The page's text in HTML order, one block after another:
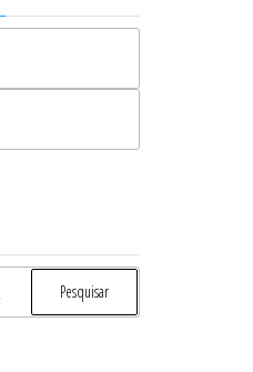
Pesquisar